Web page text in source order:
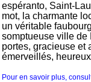
espéranto, Saint-
mot, la charmante
un véritable
somptueuse ville de
portes, gracieuse et
émerveillés,
Pour en savoir plus,